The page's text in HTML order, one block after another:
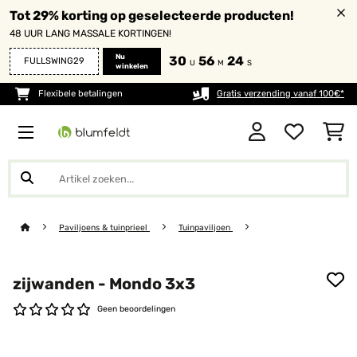
Tot 29% korting op geselecteerde producten!
48 UUR LANG MASSALE KORTINGEN!
FULLSWING29
Nu
winkelen
30 U 56 M 24 S
Flexibele betalingen Gratis verzending vanaf 100€*
Paviljoens & tuinprieel Tuinpaviljoen
zijwanden - Mondo 3x3
Geen beoordelingen